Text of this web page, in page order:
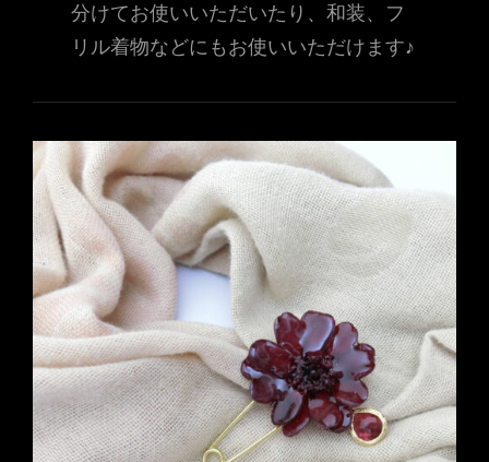
分けてお使いいただいたり、和装、フ
リル着物などにもお使いいただけます♪